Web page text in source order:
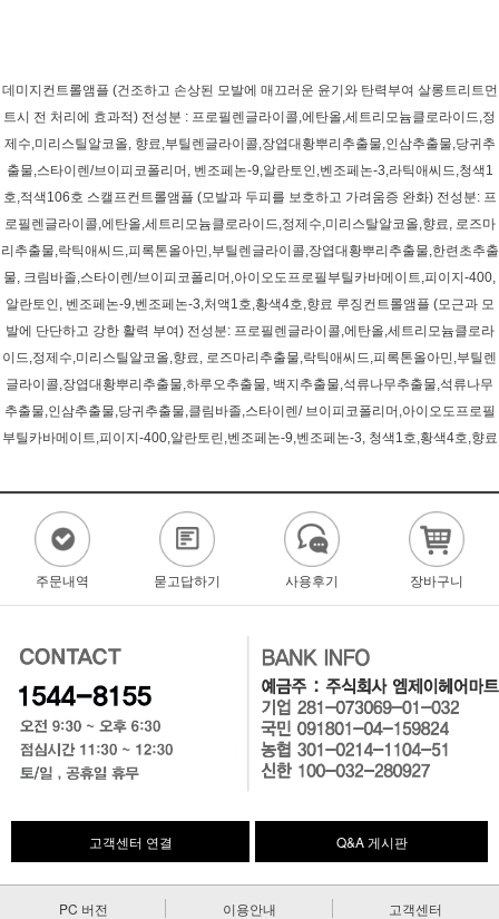
데미지컨트롤앰플 (건조하고 손상된 모발에 매끄러운 윤기와 탄력부여 살롱트리트먼
트시 전 처리에 효과적) 전성분 : 프로필렌글라이콜,에탄올,세트리모늄클로라이드,정
제수,미리스틸알코올, 향료,부틸렌글라이콜,장엽대황뿌리추출물,인삼추출물,당귀추
출물,스타이렌/브이피코폴리머, 벤조페논-9,알란토인,벤조페논-3,라틱애씨드,청색1
호,적색106호 스캘프컨트롤앰플 (모발과 두피를 보호하고 가려움증 완화) 전성분: 프
로필렌글라이콜,에탄올,세트리모늄클로라이드,정제수,미리스탈알코올,향료, 로즈마
리추출물,락틱애씨드,피록톤올아민,부틸렌글라이콜,장엽대황뿌리추출물,한련초추출
물, 크림바졸,스타이렌/브이피코폴리머,아이오도프로필부틸카바메이트,피이지-400,
알란토인, 벤조페논-9,벤조페논-3,처액1호,황색4호,향료 루징컨트롤앰플 (모근과 모
발에 단단하고 강한 활력 부여) 전성분: 프로필렌글라이콜,에탄올,세트리모늄클로라
이드,정제수,미리스틸알코올,향료, 로즈마리추출물,락틱애씨드,피록톤올아민,부틸렌
글라이콜,장엽대황뿌리추출물,하루오추출물, 백지추출물,석류나무추출물,석류나무
추출물,인삼추출물,당귀추출물,클림바졸,스타이렌/ 브이피코폴리머,아이오도프로필
부틸카바메이트,피이지-400,알란토린,벤조페논-9,벤조페논-3, 청색1호,황색4호,향료
주문내역 묻고답하기 사용후기 장바구니
고객센터 연결 Q&A 게시판
PC 버전 이용안내 고객센터